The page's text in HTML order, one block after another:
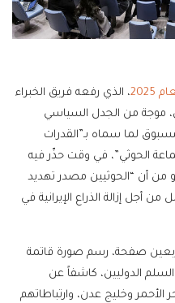
، الذي رفعه فريق الخبراء
موجة من الجدل السياسي
لما سماه بـ”القدرات
الحوثي”، في وقت حذّر فيه
من أن “الحوثيين مصدر تهديد
أجل إزالة الذراع الإيرانية في
أربعين صفحة، رسم صورة قاتمة
الدوليين، كاشفاً عن
وخليج عدن، وارتباطاتهم